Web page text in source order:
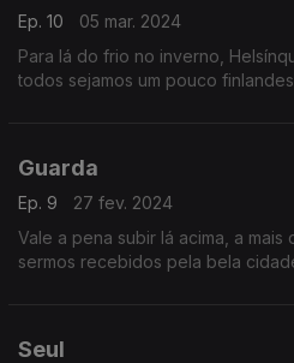
Ep. 10
05 mar. 2024
Para lá do frio no inverno,
todos sejamos um pouco
Guarda
Ep. 9
27 fev. 2024
Vale a pena subir lá acima, a
sermos recebidos pela bela
Seul